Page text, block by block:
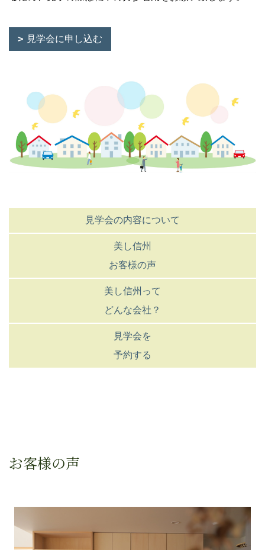
見学会に申し込む
見学会の内容について
美し信州
お客様の声
美し信州って
どんな会社？
見学会を
予約する
お客様の声